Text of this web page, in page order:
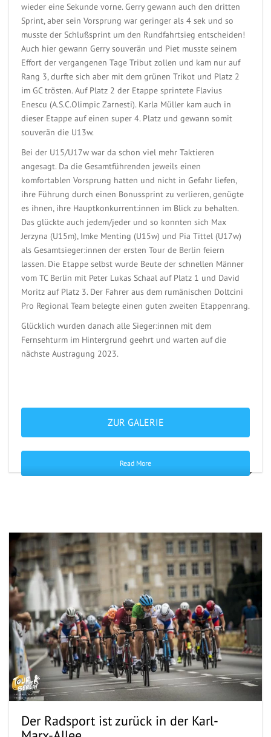
wieder eine Sekunde vorne. Gerry gewann auch den dritten
Sprint, aber sein Vorsprung war geringer als 4 sek und so
musste der Schlußsprint um den Rundfahrtsieg entscheiden!
Auch hier gewann Gerry souverän und Piet musste seinem
Effort der vergangenen Tage Tribut zollen und kam nur auf
Rang 3, durfte sich aber mit dem grünen Trikot und Platz 2
im GC trösten. Auf Platz 2 der Etappe sprintete Flavius
Enescu (A.S.C.Olimpic Zarnesti). Karla Müller kam auch in
dieser Etappe auf einen super 4. Platz und gewann somit
souverän die U13w.
Bei der U15/U17w war da schon viel mehr Taktieren
angesagt. Da die Gesamtführenden jeweils einen
komfortablen Vorsprung hatten und nicht in Gefahr liefen,
ihre Führung durch einen Bonussprint zu verlieren, genügte
es ihnen, ihre Hauptkonkurrent:innen im Blick zu behalten.
Das glückte auch jedem/jeder und so konnten sich Max
Jerzyna (U15m), Imke Menting (U15w) und Pia Tittel (U17w)
als Gesamtsieger:innen der ersten Tour de Berlin feiern
lassen. Die Etappe selbst wurde Beute der schnellen Männer
vom TC Berlin mit Peter Lukas Schaal auf Platz 1 und David
Moritz auf Platz 3. Der Fahrer aus dem rumänischen Doltcini
Pro Regional Team belegte einen guten zweiten Etappenrang.
Glücklich wurden danach alle Sieger:innen mit dem
Fernsehturm im Hintergrund geehrt und warten auf die
nächste Austragung 2023.
ZUR GALERIE
Read More
Der Radsport ist zurück in der Karl-